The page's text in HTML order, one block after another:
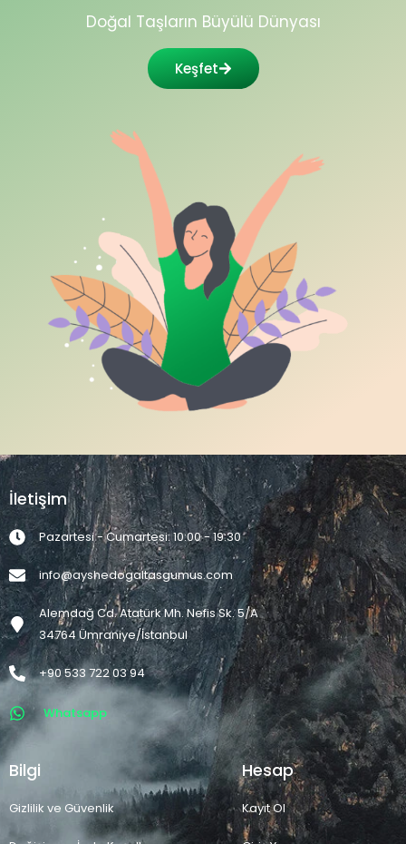
Doğal Taşların Büyülü Dünyası
Keşfet
İletişim
Pazartesi - Cumartesi: 10:00 - 19:30
info@ayshedogaltasgumus.com
Alemdağ Cd. Atatürk Mh. Nefis Sk. 5/A
34764 Ümraniye/İstanbul
+90 533 722 03 94
Whatsapp
Bilgi
Gizlilik ve Güvenlik
Hesap
Kayıt Ol